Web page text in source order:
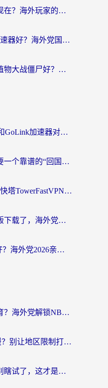
国外能打战舰少女吗现在？海外玩家的国服游戏加速终极指南
国外冒险岛2用什么加速器好？海外党国服游戏畅玩全攻略（附鸣潮哈利波特加速技巧）
国外用什么加速器打植物大战僵尸好？海外党国服游戏加速终极指南
Sixfast加速器好用吗?和GoLink加速器对比哪个回国效果更好?海外党亲测实用指南
在海外漂泊的你，需要一个靠谱的“回国机场”
MalusVPN好用吗？和快塔TowerFastVPN对比哪个回国效果更好？海外党亲测实用指南
别再搜 vpn 安卓破解版下载了，海外党回国上网的正确姿势在这里
ChickCN和西游哪个好？海外党2026亲测回国加速器选择指南（附expressvpn中国对比）
在美国如何看腾讯体育？海外党解锁NBA欧洲杯直播的终极攻略
在国外如何看B站动漫？别让地区限制打断你的追番节奏
海外看爱奇艺破解？别瞎试了，这才是留学生华人追剧看球的正确打开方式